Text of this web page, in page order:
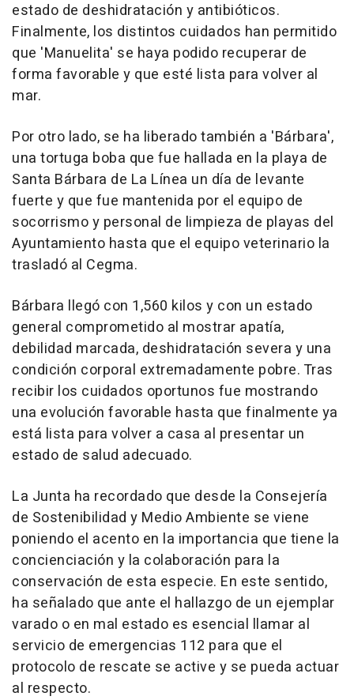
estado de deshidratación y antibióticos.
Finalmente, los distintos cuidados han permitido
que 'Manuelita' se haya podido recuperar de
forma favorable y que esté lista para volver al
mar.
Por otro lado, se ha liberado también a 'Bárbara',
una tortuga boba que fue hallada en la playa de
Santa Bárbara de La Línea un día de levante
fuerte y que fue mantenida por el equipo de
socorrismo y personal de limpieza de playas del
Ayuntamiento hasta que el equipo veterinario la
trasladó al Cegma.
Bárbara llegó con 1,560 kilos y con un estado
general comprometido al mostrar apatía,
debilidad marcada, deshidratación severa y una
condición corporal extremadamente pobre. Tras
recibir los cuidados oportunos fue mostrando
una evolución favorable hasta que finalmente ya
está lista para volver a casa al presentar un
estado de salud adecuado.
La Junta ha recordado que desde la Consejería
de Sostenibilidad y Medio Ambiente se viene
poniendo el acento en la importancia que tiene la
concienciación y la colaboración para la
conservación de esta especie. En este sentido,
ha señalado que ante el hallazgo de un ejemplar
varado o en mal estado es esencial llamar al
servicio de emergencias 112 para que el
protocolo de rescate se active y se pueda actuar
al respecto.